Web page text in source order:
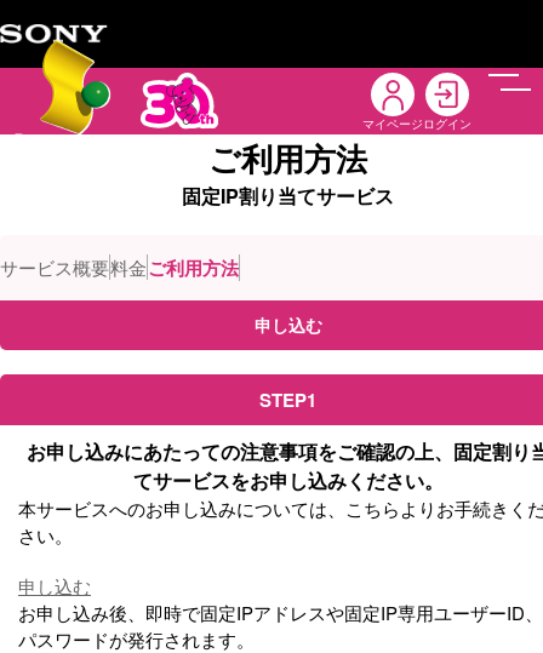
マイページ ログイン
メニ
ご利用方法
固定IP割り当てサービス
サービス概要料金ご利用方法
申し込む
STEP1
お申し込みにあたっての注意事項をご確認の上、固定割り
てサービスをお申し込みください。
本サービスへのお申し込みについては、こちらよりお手続きく
さい。
申し込む
お申し込み後、即時で固定IPアドレスや固定IP専用ユーザーID、
パスワードが発行されます。